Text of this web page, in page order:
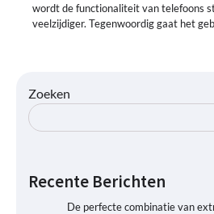
wordt de functionaliteit van telefoons
veelzijdiger. Tegenwoordig gaat het
Zoeken
Recente Berichten
De perfecte combinatie van